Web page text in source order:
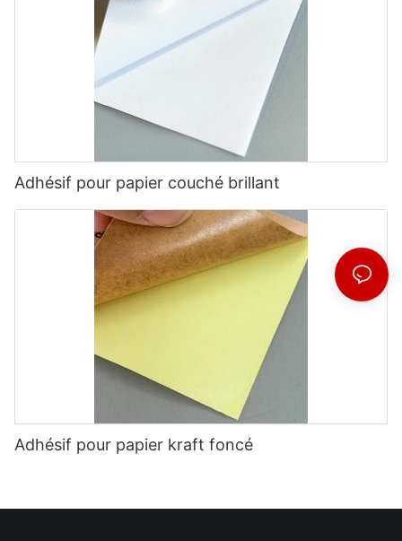
Adhésif pour papier couché brillant
Adhésif pour papier kraft foncé